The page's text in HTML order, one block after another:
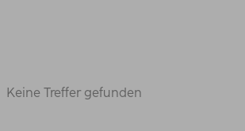
Keine Treffer gefunden